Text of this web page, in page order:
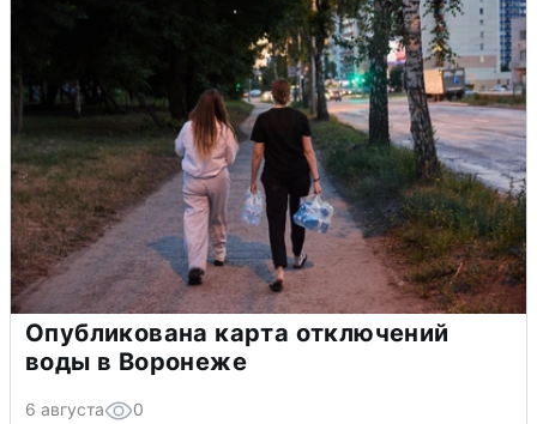
Опубликована карта отключений
воды в Воронеже
6 августа 0